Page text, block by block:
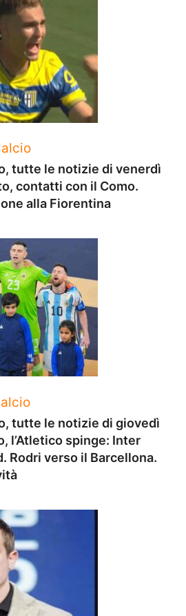
tutte le notizie di venerdì
contatti con il Como.
alla Fiorentina
tutte le notizie di giovedì
l’Atletico spinge: Inter
Rodri verso il Barcellona.